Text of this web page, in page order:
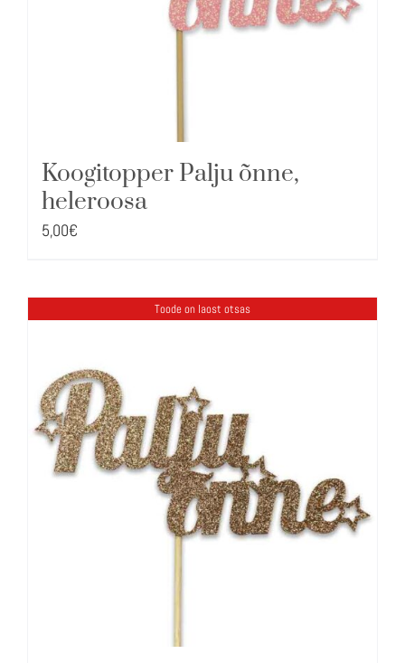
Koogitopper Palju õnne,
heleroosa
5,00€
Toode on laost otsas